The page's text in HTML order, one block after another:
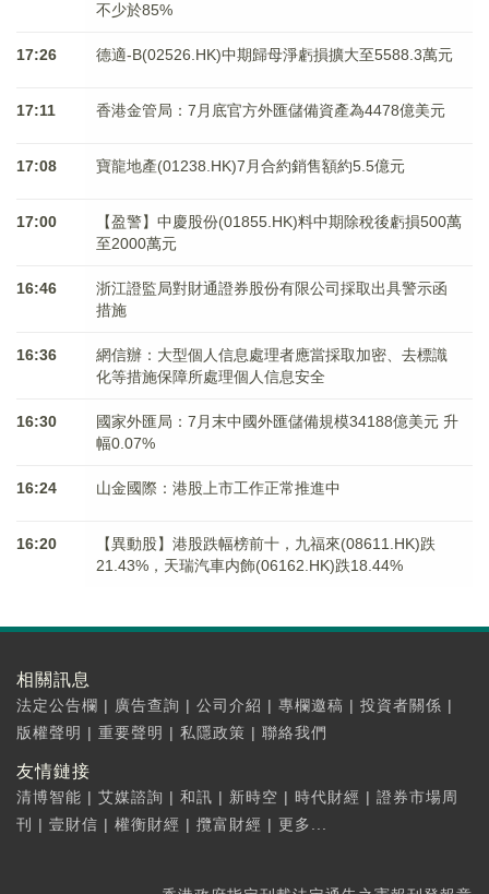
不少於85%
17:26 德適-B(02526.HK)中期歸母淨虧損擴大至5588.3萬元
17:11 香港金管局：7月底官方外匯儲備資產為4478億美元
17:08 寶龍地產(01238.HK)7月合約銷售額約5.5億元
17:00
【盈警】中慶股份(01855.HK)料中期除稅後虧損500萬
至2000萬元
16:46
浙江證監局對財通證券股份有限公司採取出具警示函
措施
16:36
網信辦：大型個人信息處理者應當採取加密、去標識
化等措施保障所處理個人信息安全
16:30
國家外匯局：7月末中國外匯儲備規模34188億美元 升
幅0.07%
16:24 山金國際：港股上市工作正常推進中
16:20
【異動股】港股跌幅榜前十，九福來(08611.HK)跌
21.43%，天瑞汽車内飾(06162.HK)跌18.44%
相關訊息
法定公告欄 | 廣告查詢 | 公司介紹 | 專欄邀稿 | 投資者關係 |
版權聲明 | 重要聲明 | 私隱政策 | 聯絡我們
友情鏈接
清博智能 | 艾媒諮詢 | 和訊 | 新時空 | 時代財經 | 證券市場周
刊
| 壹財信 | 權衡財經 | 攬富財經 | 更多...